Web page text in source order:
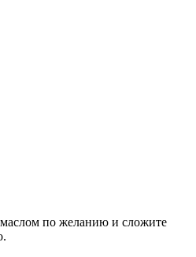
по желанию и сложите